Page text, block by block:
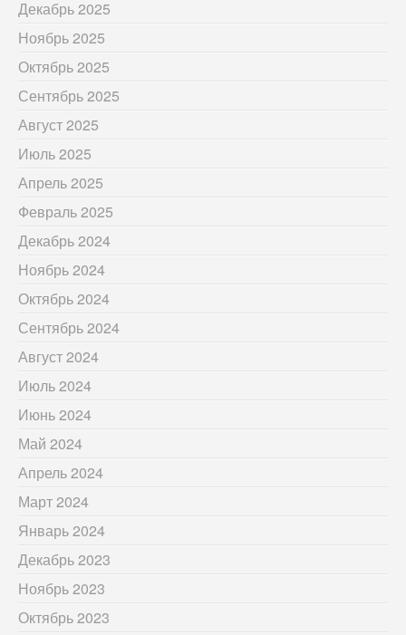
Декабрь 2025
Ноябрь 2025
Октябрь 2025
Сентябрь 2025
Август 2025
Июль 2025
Апрель 2025
Февраль 2025
Декабрь 2024
Ноябрь 2024
Октябрь 2024
Сентябрь 2024
Август 2024
Июль 2024
Июнь 2024
Май 2024
Апрель 2024
Март 2024
Январь 2024
Декабрь 2023
Ноябрь 2023
Октябрь 2023